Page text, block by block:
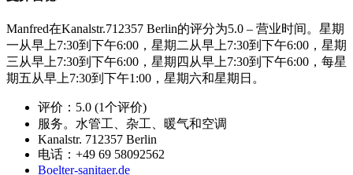
Manfred在Kanalstr.712357 Berlin的评分为5.0 – 营业时间。星期
一从早上7:30到下午6:00，星期二从早上7:30到下午6:00，星期
三从早上7:30到下午6:00，星期四从早上7:30到下午6:00，每星
期五从早上7:30到下午1:00，星期六和星期日。
评价：5.0 (1个评价)
服务。水管工、杂工、暖气和空调
Kanalstr. 712357 Berlin
电话：+49 69 58092562
Boelter-sanitaer.de